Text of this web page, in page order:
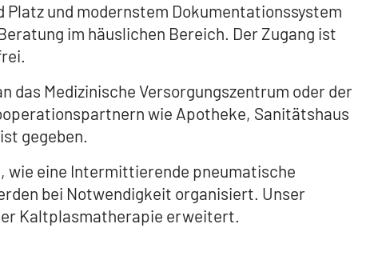
Platz und modernstem Dokumentationssystem
im häuslichen Bereich. Der Zugang ist
das Medizinische Versorgungszentrum oder der
wie Apotheke, Sanitätshaus
gegeben.
wie eine Intermittierende pneumatische
bei Notwendigkeit organisiert. Unser
Kaltplasmatherapie erweitert.